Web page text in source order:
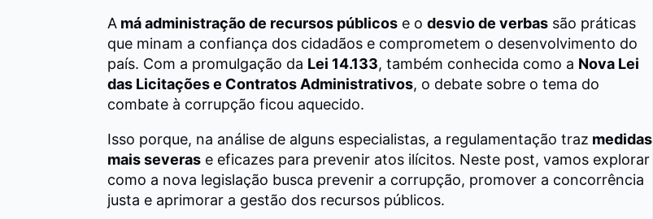
A má administração de recursos públicos e o desvio de verbas são práticas
que minam a confiança dos cidadãos e comprometem o desenvolvimento do
país. Com a promulgação da Lei 14.133, também conhecida como a Nova Lei
das Licitações e Contratos Administrativos, o debate sobre o tema do
combate à corrupção ficou aquecido.
Isso porque, na análise de alguns especialistas, a regulamentação traz medidas
mais severas e eficazes para prevenir atos ilícitos. Neste post, vamos explorar
como a nova legislação busca prevenir a corrupção, promover a concorrência
justa e aprimorar a gestão dos recursos públicos.